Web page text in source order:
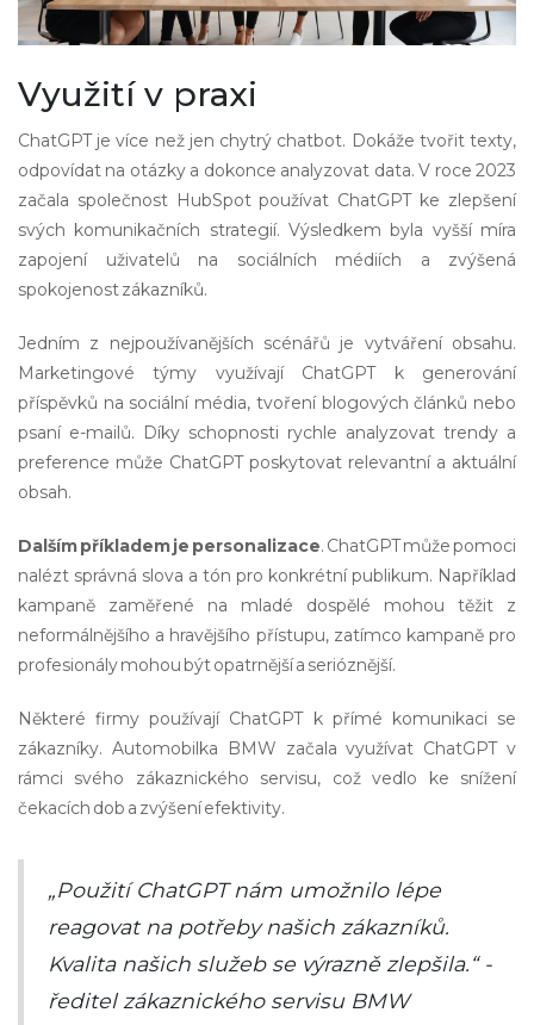
Využití v praxi
ChatGPT je více než jen chytrý chatbot. Dokáže tvořit texty,
odpovídat na otázky a dokonce analyzovat data. V roce 2023
začala společnost HubSpot používat ChatGPT ke zlepšení
svých komunikačních strategií. Výsledkem byla vyšší míra
zapojení uživatelů na sociálních médiích a zvýšená
spokojenost zákazníků.
Jedním z nejpoužívanějších scénářů je vytváření obsahu.
Marketingové týmy využívají ChatGPT k generování
příspěvků na sociální média, tvoření blogových článků nebo
psaní e-mailů. Díky schopnosti rychle analyzovat trendy a
preference může ChatGPT poskytovat relevantní a aktuální
obsah.
Dalším příkladem je personalizace. ChatGPT může pomoci
nalézt správná slova a tón pro konkrétní publikum. Například
kampaně zaměřené na mladé dospělé mohou těžit z
neformálnějšího a hravějšího přístupu, zatímco kampaně pro
profesionály mohou být opatrnější a serióznější.
Některé firmy používají ChatGPT k přímé komunikaci se
zákazníky. Automobilka BMW začala využívat ChatGPT v
rámci svého zákaznického servisu, což vedlo ke snížení
čekacích dob a zvýšení efektivity.
„Použití ChatGPT nám umožnilo lépe
reagovat na potřeby našich zákazníků.
Kvalita našich služeb se výrazně zlepšila.“ -
ředitel zákaznického servisu BMW